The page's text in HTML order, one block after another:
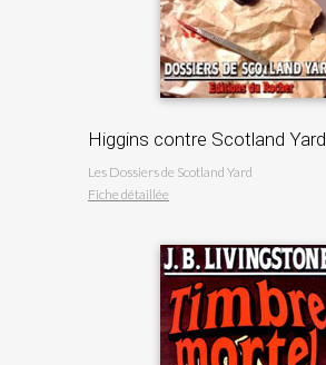
Higgins contre Scotland Yard
Les Dossiers de Scotland Yard
Fiche détaillée